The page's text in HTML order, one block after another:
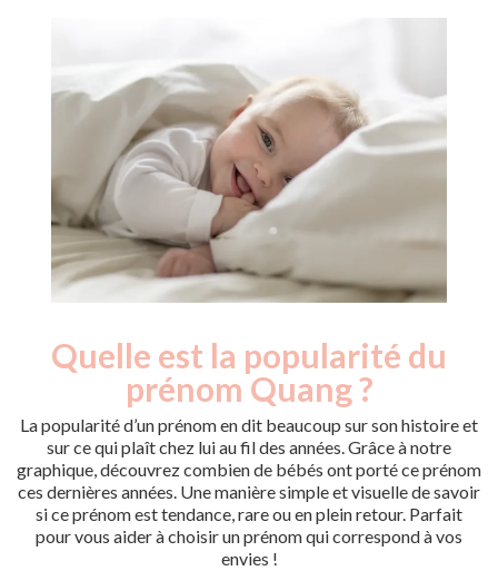
Quelle est la popularité du
prénom Quang ?
La popularité d’un prénom en dit beaucoup sur son histoire et
sur ce qui plaît chez lui au fil des années. Grâce à notre
graphique, découvrez combien de bébés ont porté ce prénom
ces dernières années. Une manière simple et visuelle de savoir
si ce prénom est tendance, rare ou en plein retour. Parfait
pour vous aider à choisir un prénom qui correspond à vos
envies !
Année
Nouveaux-
nés
2012
5
2014
5
2015
5
2016
5
2018
5